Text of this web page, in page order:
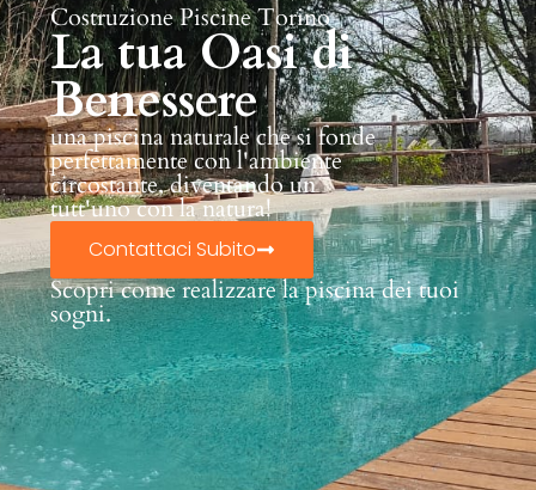
Costruzione Piscine Torino
La tua Oasi di
Benessere
una piscina naturale che si fonde
perfettamente con l'ambiente
circostante, diventando un
tutt'uno con la natura!
Contattaci Subito
Scopri come realizzare la piscina dei tuoi
sogni.